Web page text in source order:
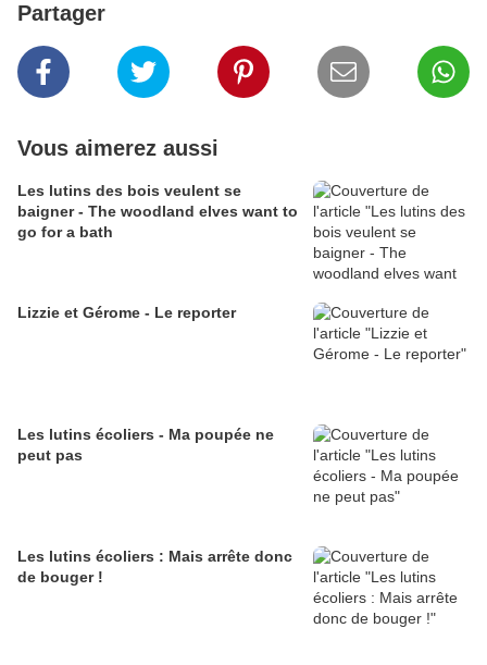
Partager
Vous aimerez aussi
Les lutins des bois veulent se
baigner - The woodland elves want to
go for a bath
Lizzie et Gérome - Le reporter
Les lutins écoliers - Ma poupée ne
peut pas
Les lutins écoliers : Mais arrête donc
de bouger !